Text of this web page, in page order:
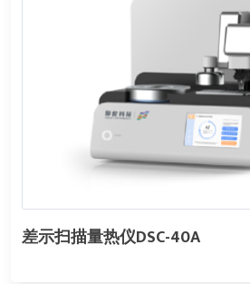
差示扫描量热仪DSC-40A